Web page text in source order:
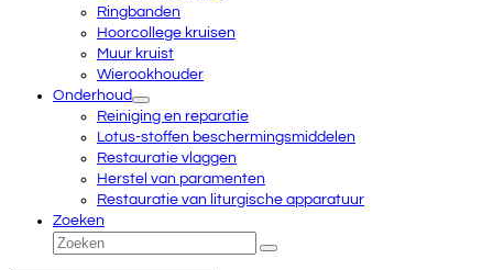
Ringbanden
Hoorcollege kruisen
Muur kruist
Wierookhouder
Onderhoud
Reiniging en reparatie
Lotus-stoffen beschermingsmiddelen
Restauratie vlaggen
Herstel van paramenten
Restauratie van liturgische apparatuur
Zoeken
Zoeken
Verzenden